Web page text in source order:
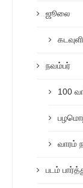
ஜூலை
நவம்பர்
100
வாரம்
படம்